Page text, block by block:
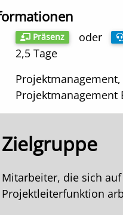
Präsenz oder
2,5 Tage
Projektmanagement
Zielgruppe
Mitarbeiter, die sich
Projektleiterfunktion